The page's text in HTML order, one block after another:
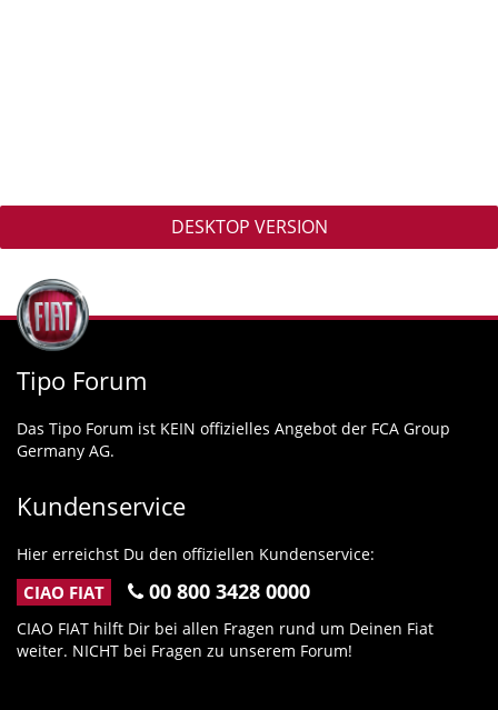
DESKTOP VERSION
Tipo Forum
Das Tipo Forum ist KEIN offizielles Angebot der FCA Group
Germany AG.
Kundenservice
Hier erreichst Du den offiziellen Kundenservice:
CIAO FIAT 00 800 3428 0000
CIAO FIAT hilft Dir bei allen Fragen rund um Deinen Fiat
weiter. NICHT bei Fragen zu unserem Forum!